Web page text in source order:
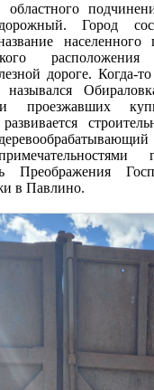
Город
населенного
дороге. Когда-
назывался
проезжавших
Преображения
в Павлино.